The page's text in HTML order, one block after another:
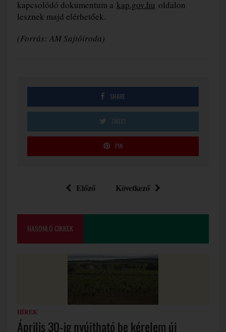
kapcsolódó dokumentum a kap.gov.hu oldalon
lesznek majd elérhetőek.
(Forrás: AM Sajtóiroda)
SHARE
TWEET
PIN
Előző Következő
HASONLÓ CIKKEK
HÍREK
Április 30-ig nyújtható be kérelem új